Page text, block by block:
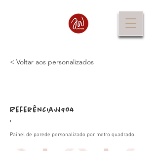
< Voltar aos personalizados
Referência
:
JJ904
Painel de parede personalizado por metro quadrado.